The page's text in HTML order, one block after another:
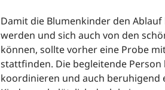
Damit die Blumenkinder den
werden und sich auch von den
können, sollte vorher eine Probe
stattfinden. Die begleitende
koordinieren und auch beruhigend